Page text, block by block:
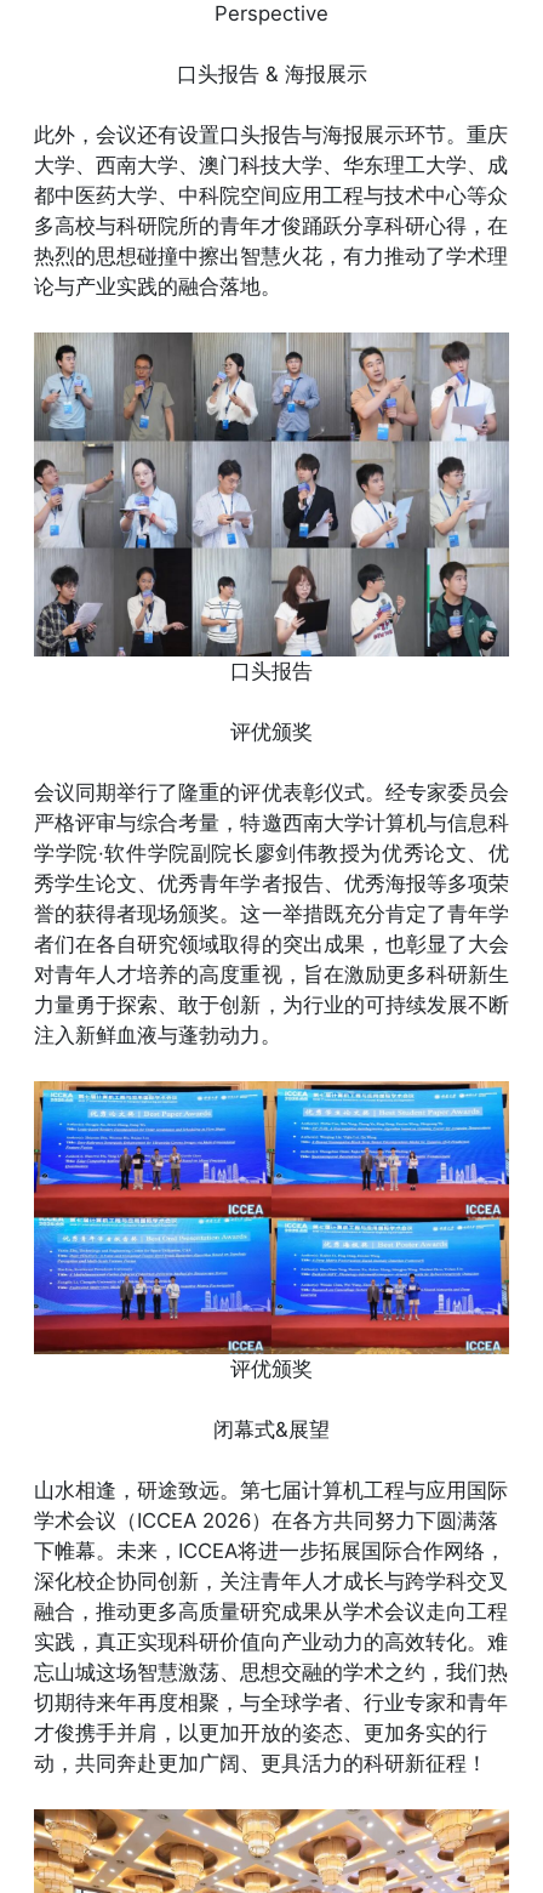
Perspective
口头报告 & 海报展示
此外，会议还有设置口头报告与海报展示环节。重庆
大学、西南大学、澳门科技大学、华东理工大学、成
都中医药大学、中科院空间应用工程与技术中心等众
多高校与科研院所的青年才俊踊跃分享科研心得，在
热烈的思想碰撞中擦出智慧火花，有力推动了学术理
论与产业实践的融合落地。
口头报告
评优颁奖
会议同期举行了隆重的评优表彰仪式。经专家委员会
严格评审与综合考量，特邀西南大学计算机与信息科
学学院·软件学院副院长廖剑伟教授为优秀论文、优
秀学生论文、优秀青年学者报告、优秀海报等多项荣
誉的获得者现场颁奖。这一举措既充分肯定了青年学
者们在各自研究领域取得的突出成果，也彰显了大会
对青年人才培养的高度重视，旨在激励更多科研新生
力量勇于探索、敢于创新，为行业的可持续发展不断
注入新鲜血液与蓬勃动力。
评优颁奖
闭幕式&展望
山水相逢，研途致远。第七届计算机工程与应用国际
学术会议（ICCEA 2026）在各方共同努力下圆满落
下帷幕。未来，ICCEA将进一步拓展国际合作网络，
深化校企协同创新，关注青年人才成长与跨学科交叉
融合，推动更多高质量研究成果从学术会议走向工程
实践，真正实现科研价值向产业动力的高效转化。难
忘山城这场智慧激荡、思想交融的学术之约，我们热
切期待来年再度相聚，与全球学者、行业专家和青年
才俊携手并肩，以更加开放的姿态、更加务实的行
动，共同奔赴更加广阔、更具活力的科研新征程！